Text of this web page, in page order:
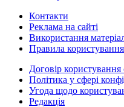
Контакти
Реклама на сайті
Використання
Правила
Договір користування
Політика у сфері
Угода щодо
Редакція